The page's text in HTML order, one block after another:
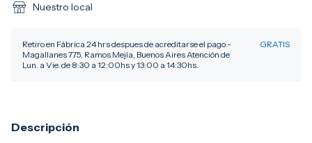
Nuestro local
Retiro en Fábrica 24 hrs despues de acreditarse el pago -
Magallanes 775, Ramos Mejía, Buenos Aires Atención de
Lun. a Vie. de 8:30 a 12:00hs y 13:00 a 14:30hs.
GRATIS
Descripción